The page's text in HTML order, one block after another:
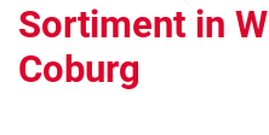
Sortiment in
Coburg